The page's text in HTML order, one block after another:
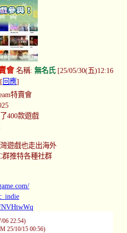
會名稱: 無名氏[25/05/30(五)12:16
[ 回應]
特賣會
400款遊戲
遊戲也走出海外
群推特各種社群
06 22:54)
25/10/15 00:56)